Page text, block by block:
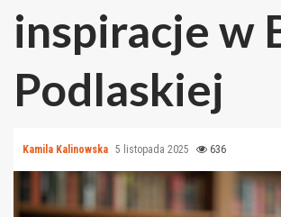
inspiracje w
Podlaskiej
Kamila Kalinowska 5 listopada 2025 636